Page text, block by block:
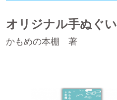
オリジナル手ぬぐい
かもめの本棚 著